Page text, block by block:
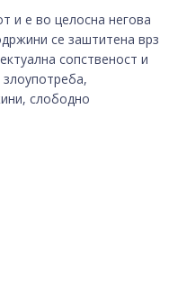
и е во целосна негова
се заштитена врз
сопственост и
слободно